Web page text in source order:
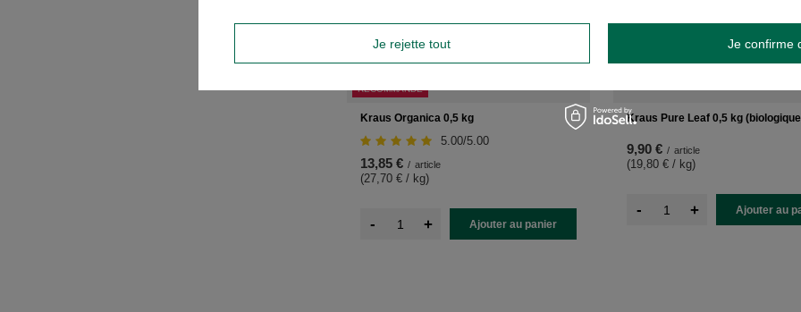
RECOMMANDÉ
Kraus Organica 0,5 kg
5.00/5.00
13,85 € / article
(27,70 € / kg)
- + Ajouter au panier
Kraus Pure Leaf 0,5 kg
9,90 € / article
(19,80 € / kg)
- + Ajouter au
Je rejette tout Je confirme